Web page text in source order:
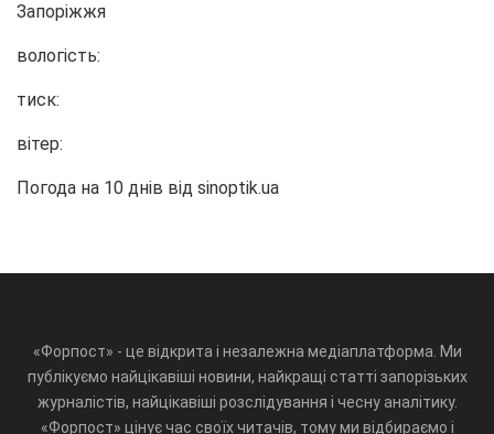
Запоріжжя
вологість:
тиск:
вітер:
Погода на 10 днів від sinoptik.ua
«Форпост» - це відкрита і незалежна медіаплатформа. Ми
публікуємо найцікавіші новини, найкращі статті запорізьких
журналістів, найцікавіші розслідування і чесну аналітику.
«Форпост» цінує час своїх читачів, тому ми відбираємо і